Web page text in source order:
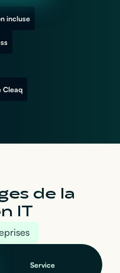
incluse
Cleaq
de la
IT
Service